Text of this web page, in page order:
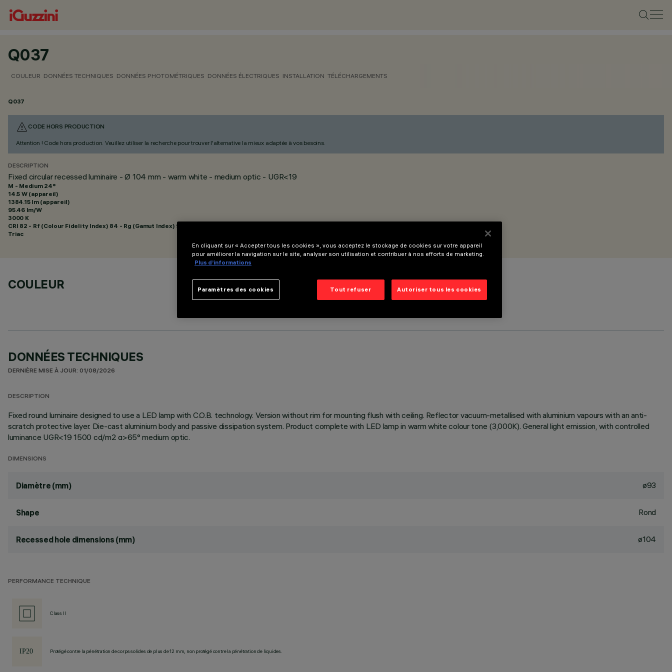
Q037
COULEUR DONNÉES TECHNIQUES DONNÉES PHOTOMÉTRIQUES DONNÉES ÉLECTRIQUES INSTALLATION TÉLÉCHARGEMENTS
Q037
CODE HORS PRODUCTION
Attention ! Code hors production. Veuillez utiliser la recherche pour trouver l'alternative la mieux adaptée à vos besoins.
DESCRIPTION
Fixed circular recessed luminaire - Ø 104 mm - warm white - medium optic - UGR<19
M - Medium 24°
14.5 W (appareil)
1384.15 lm (appareil)
95.46 lm/W
3000 K
CRI 82 - Rf (Colour Fidelity Index) 84 - Rg (Gamut Index) 95
Triac
COULEUR
DONNÉES TECHNIQUES
DERNIÈRE MISE À JOUR: 01/08/2026
DESCRIPTION
Fixed round luminaire designed to use a LED lamp with C.O.B. technology. Version without rim for mounting flush with ceiling. Reflector vacuum-metallised with aluminium vapours with an anti-
scratch protective layer. Die-cast aluminium body and passive dissipation system. Product complete with LED lamp in warm white colour tone (3,000K). General light emission, with controlled
luminance UGR<19 1500 cd/m2 α>65° medium optic.
DIMENSIONS
Diamètre (mm) ø93
Shape Rond
Recessed hole dimensions (mm) ø104
PERFORMANCE TECHNIQUE
Class II
Protégé contre la pénétration de corps solides de plus de 12 mm, non protégé contre la pénétration de liquides.
En cliquant sur « Accepter tous les cookies », vous acceptez le stockage de cookies sur votre appareil
pour améliorer la navigation sur le site, analyser son utilisation et contribuer à nos efforts de marketing.
Plus d’informations
Tout refuser Autoriser tous les cookies
Paramètres des cookies